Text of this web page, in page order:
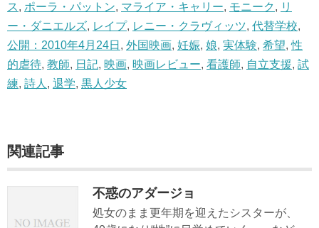
ス, ポーラ・パットン, マライア・キャリー, モニーク , リ
ー・ダニエルズ, レイプ, レニー・クラヴィッツ, 代替学校,
公開：2010年4月24日 , 外国映画, 妊娠, 娘, 実体験, 希望,性
的虐待, 教師, 日記, 映画, 映画レビュー, 看護師, 自立支援, 試
練, 詩人 , 退学, 黒人少女
関連記事
不惑のアダージョ
処女のまま更年期を迎えたシスターが、